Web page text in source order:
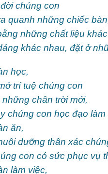
chúng con
quanh những chiếc
những chất liệu
khác nhau, đặt ở
học,
trí tuệ chúng con
những chân trời mới,
chúng con học đạo làm
ăn,
dưỡng thân xác
con có sức phục vụ
làm việc,